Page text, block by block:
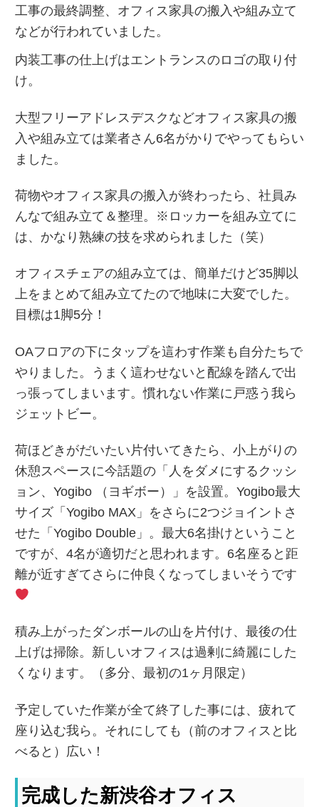
工事の最終調整、オフィス家具の搬入や組み立て
などが行われていました。
内装工事の仕上げはエントランスのロゴの取り付
け。
大型フリーアドレスデスクなどオフィス家具の搬
入や組み立ては業者さん6名がかりでやってもらい
ました。
荷物やオフィス家具の搬入が終わったら、社員み
んなで組み立て＆整理。※ロッカーを組み立てに
は、かなり熟練の技を求められました（笑）
オフィスチェアの組み立ては、簡単だけど35脚以
上をまとめて組み立てたので地味に大変でした。
目標は1脚5分！
OAフロアの下にタップを這わす作業も自分たちで
やりました。うまく這わせないと配線を踏んで出
っ張ってしまいます。慣れない作業に戸惑う我ら
ジェットビー。
荷ほどきがだいたい片付いてきたら、小上がりの
休憩スペースに今話題の「人をダメにするクッシ
ョン、Yogibo （ヨギボー）」を設置。Yogibo最大
サイズ「Yogibo MAX」をさらに2つジョイントさ
せた「Yogibo Double」。最大6名掛けということ
ですが、4名が適切だと思われます。6名座ると距
離が近すぎてさらに仲良くなってしまいそうです
積み上がったダンボールの山を片付け、最後の仕
上げは掃除。新しいオフィスは過剰に綺麗にした
くなります。（多分、最初の1ヶ月限定）
予定していた作業が全て終了した事には、疲れて
座り込む我ら。それにしても（前のオフィスと比
べると）広い！
完成した新渋谷オフィス